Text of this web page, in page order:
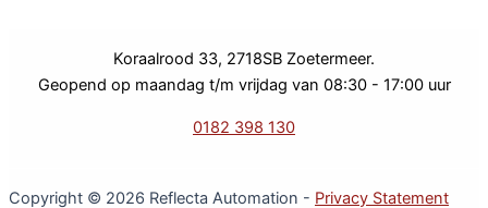
Koraalrood 33, 2718SB Zoetermeer.
Geopend op maandag t/m vrijdag van 08:30 - 17:00 uur
0182 398 130
Copyright © 2026 Reflecta Automation - Privacy Statement